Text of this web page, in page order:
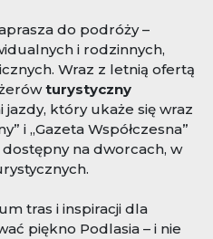
do podróży –
i rodzinnych,
Wraz z letnią ofertą
turystyczny
jazdy, który ukaże się wraz
i „Gazeta Współczesna”
na dworcach, w
tras i inspiracji dla
piękno Podlasia – i nie